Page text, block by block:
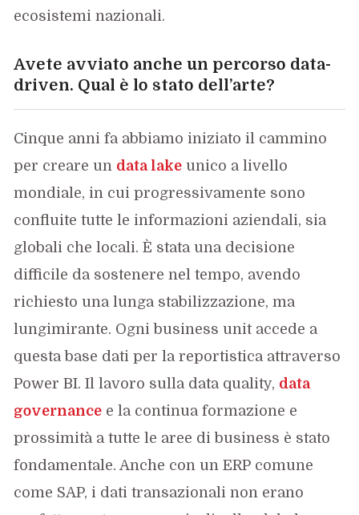
ecosistemi nazionali.
Avete avviato anche un percorso data-
driven. Qual è lo stato dell’arte?
Cinque anni fa abbiamo iniziato il cammino
per creare un data lake unico a livello
mondiale, in cui progressivamente sono
confluite tutte le informazioni aziendali, sia
globali che locali. È stata una decisione
difficile da sostenere nel tempo, avendo
richiesto una lunga stabilizzazione, ma
lungimirante. Ogni business unit accede a
questa base dati per la reportistica attraverso
Power BI. Il lavoro sulla data quality, data
governance e la continua formazione e
prossimità a tutte le aree di business è stato
fondamentale. Anche con un ERP comune
come SAP, i dati transazionali non erano